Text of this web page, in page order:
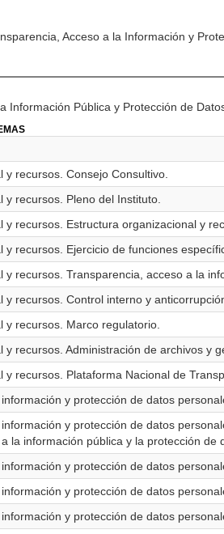
Acceso a la Información y
Información Pública y Protección de
y recursos. Consejo Consultivo.
y recursos. Pleno del Instituto.
y recursos. Estructura organizacional y
y recursos. Ejercicio de funciones
y recursos. Transparencia, acceso a la
y recursos. Control interno y
y recursos. Marco regulatorio.
y recursos. Administración de archivos y
y recursos. Plataforma Nacional de
y protección de datos
y protección de datos
la información pública y la protección de
y protección de datos
y protección de datos
y protección de datos